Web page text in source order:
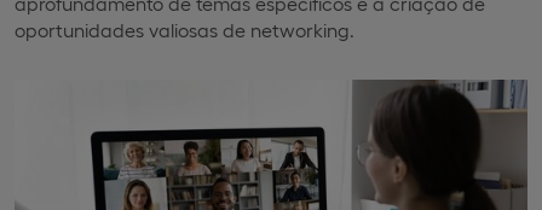
oportunidades valiosas de networking.